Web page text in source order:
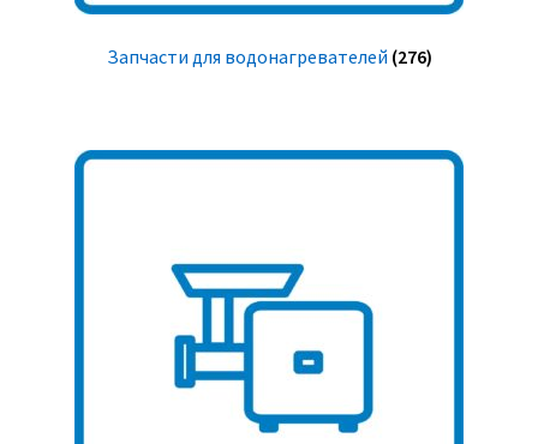
Запчасти для водонагревателей (276)